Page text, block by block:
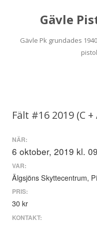
Gävle
Gävle Pk grundades
Fält #16 2019 (C +
NÄR:
6 oktober, 2019 kl.
VAR:
Älgsjöns Skyttecentrum,
PRIS:
30 kr
KONTAKT: